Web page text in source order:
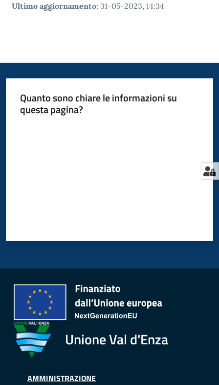
Ultimo aggiornamento: 31-05-2023, 14:34
Quanto sono chiare le informazioni su
questa pagina?
Unione Val d'Enza
AMMINISTRAZIONE